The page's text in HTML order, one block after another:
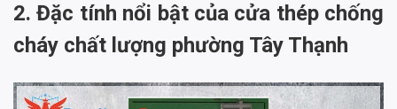
2. Đặc tính nổi bật của cửa thép chống
cháy chất lượng phường Tây Thạnh